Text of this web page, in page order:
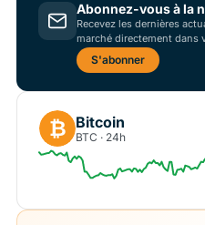
Abonnez-vous à la
Recevez les dernières
marché directement dans
S'abonner
₿ Bitcoin
BTC · 24h